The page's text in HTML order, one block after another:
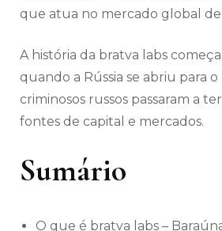
que atua no mercado global de
A história da bratva labs
quando a Rússia se abriu para
criminosos russos passaram a
fontes de capital e mercados.
Sumário
O que é bratva labs –